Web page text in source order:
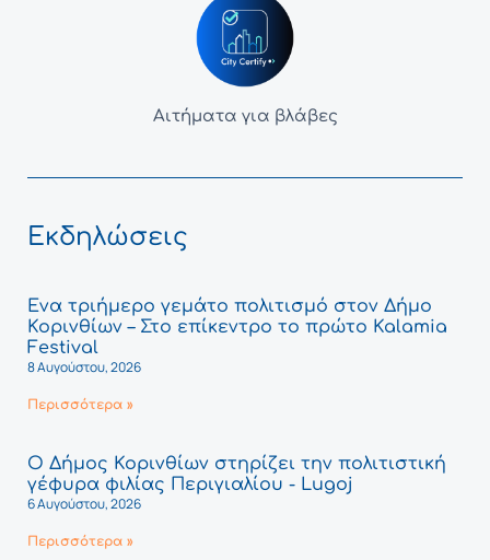
Αιτήματα για βλάβες
Εκδηλώσεις
Ένα τριήμερο γεμάτο πολιτισμό στον Δήμο
Κορινθίων – Στο επίκεντρο το πρώτο Kalamia
Festival
8 Αυγούστου, 2026
Περισσότερα »
Ο Δήμος Κορινθίων στηρίζει την πολιτιστική
γέφυρα φιλίας Περιγιαλίου - Lugoj
6 Αυγούστου, 2026
Περισσότερα »